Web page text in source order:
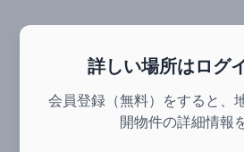
詳しい場所はログ
会員登録（無料）をすると、
開物件の詳細情報